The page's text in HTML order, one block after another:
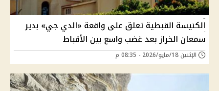
الكنيسة القبطية تعلق على واقعة «الدي جي» بدير
سمعان الخراز بعد غضب واسع بين الأقباط
الإثنين 18/مايو/2026 - 08:35 م